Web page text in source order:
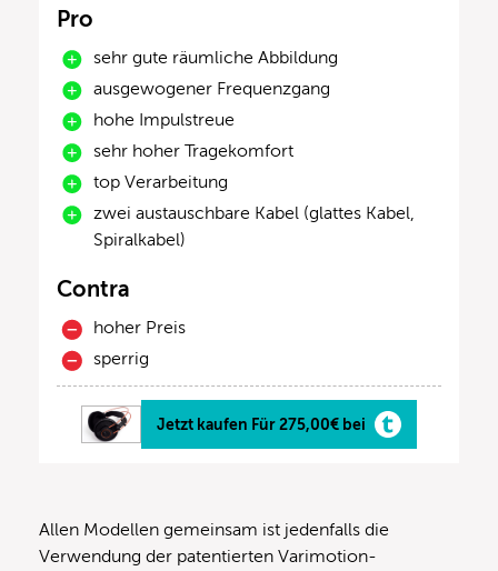
Pro
sehr gute räumliche Abbildung
ausgewogener Frequenzgang
hohe Impulstreue
sehr hoher Tragekomfort
top Verarbeitung
zwei austauschbare Kabel (glattes Kabel,
Spiralkabel)
Contra
hoher Preis
sperrig
Jetzt kaufen Für 275,00€ bei
Allen Modellen gemeinsam ist jedenfalls die
Verwendung der patentierten Varimotion-